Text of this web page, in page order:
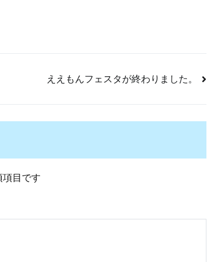
ええもんフェスタが終わりました。
項目です